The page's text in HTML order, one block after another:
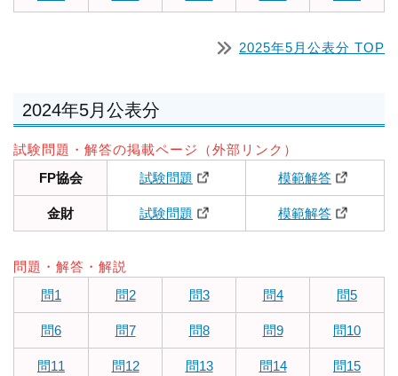
2025年5月公表分 TOP
2024年5月公表分
試験問題・解答の掲載ページ（外部リンク）
FP協会
試験問題 模範解答
金財 試験問題 模範解答
問題・解答・解説
問1
問2 問3 問4 問5
問6 問7 問8 問9 問10
問11 問12 問13 問14 問15